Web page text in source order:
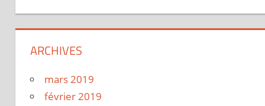
ARCHIVES
mars 2019
février 2019